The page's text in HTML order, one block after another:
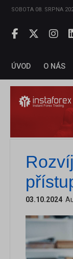
SOBOTA 08. SRPNA
ÚVOD O NÁS
03.10.2024